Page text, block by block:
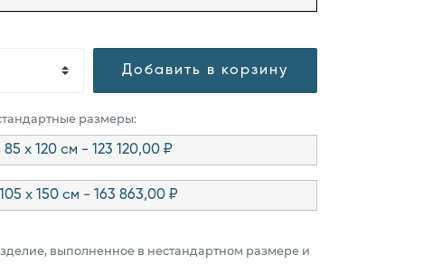
Добавить в корзину
размеры:
85 x 120 см - 123 120,00 ₽
105 x 150 см - 163 863,00 ₽
выполненное в нестандартном размере и